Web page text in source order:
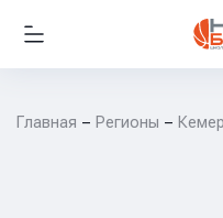
Главная Регионы